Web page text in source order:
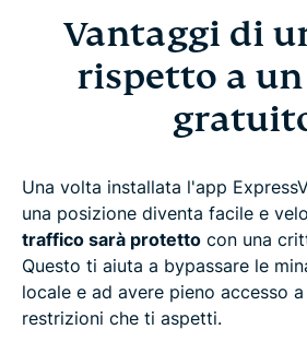
Vantaggi di
rispetto a
Una volta installata l'app
una posizione diventa facile e
traffico sarà protetto con una
Questo ti aiuta a bypassare le
locale e ad avere pieno accesso
restrizioni che ti aspetti.